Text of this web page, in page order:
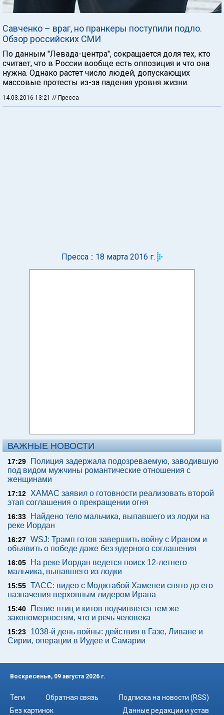
Савченко – враг, но пранкеры поступили подло.
Обзор российских СМИ
По данным "Левада-центра", сокращается доля тех, кто
считает, что в России вообще есть оппозиция и что она
нужна. Однако растет число людей, допускающих
массовые протесты из-за падения уровня жизни.
14.03.2016 13:21 // Пресса
Пресса :: 18 марта 2016 г.
ВАЖНЫЕ НОВОСТИ
17:29
Полиция задержала подозреваемую, заводившую
под видом мужчины романтические отношения с
женщинами
17:12
ХАМАС заявил о готовности реализовать второй
этап соглашения о прекращении огня
16:33
Найдено тело мальчика, выпавшего из лодки на
реке Иордан
16:27 WSJ: Трамп готов завершить войну с Ираном и
объявить о победе даже без ядерного соглашения
16:05
На реке Иордан ведется поиск 12-летнего
мальчика, выпавшего из лодки
15:55 ТАСС: видео с Моджтабой Хаменеи снято до его
назначения верховным лидером Ирана
15:40
Пение птиц и китов подчиняется тем же
закономерностям, что и речь человека
15:23
1038-й день войны: действия в Газе, Ливане и
Сирии, операции в Иудее и Самарии
Воскресенье, 09 августа 2026 г.
Теги Обратная связь
Подписка на новости (RSS)
Без картинок
Данные редакции и устав